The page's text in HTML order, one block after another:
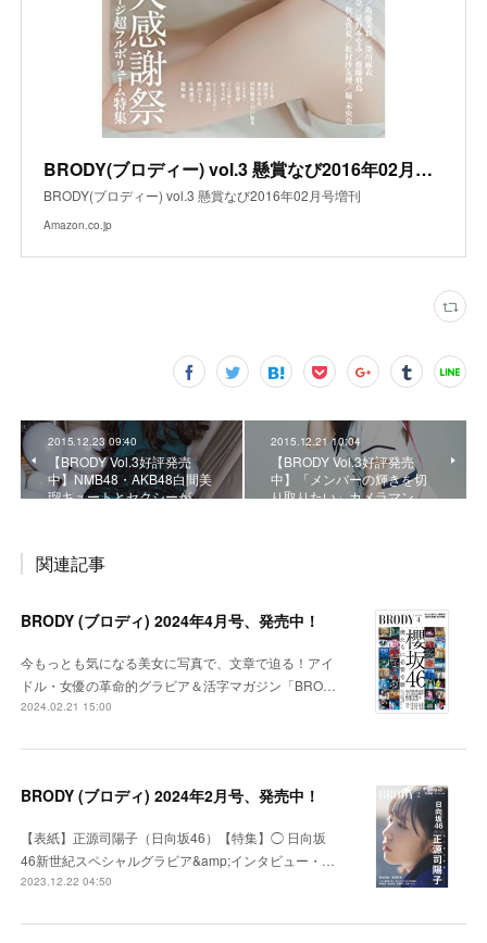
BRODY(ブロディー) vol.3 懸賞なび2016年02月号増刊
BRODY(ブロディー) vol.3 懸賞なび2016年02月号増刊
Amazon.co.jp
2015.12.23 09:40
【BRODY Vol.3好評発売
中】NMB48・AKB48白間美
瑠キュートとセクシーが…
2015.12.21 10:04
【BRODY Vol.3好評発売
中】「メンバーの輝きを切
り取りたい」カメラマン…
関連記事
BRODY (ブロディ) 2024年4月号、発売中！
今もっとも気になる美女に写真で、文章で迫る！アイ
ドル・女優の革命的グラビア＆活字マガジン「BRO…
2024.02.21 15:00
BRODY (ブロディ) 2024年2月号、発売中！
【表紙】正源司陽子（日向坂46）【特集】◯ 日向坂
46新世紀スペシャルグラビア&amp;インタビュー・…
2023.12.22 04:50